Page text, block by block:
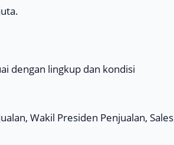
dengan lingkup dan kondisi
Wakil Presiden Penjualan, Sales